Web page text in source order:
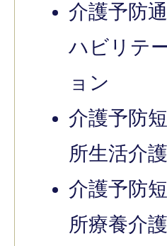
介護予防
ハビリテ
ョン
介護予防
所生活介護
介護予防
所療養介護